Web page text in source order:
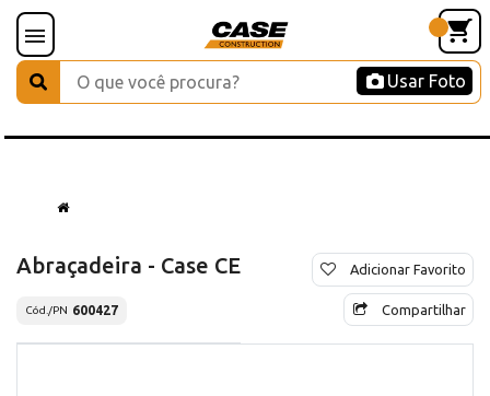
Usar Foto
Abraçadeira - Case CE
Cód./PN 600427
Adicionar Favorito
Compartilhar